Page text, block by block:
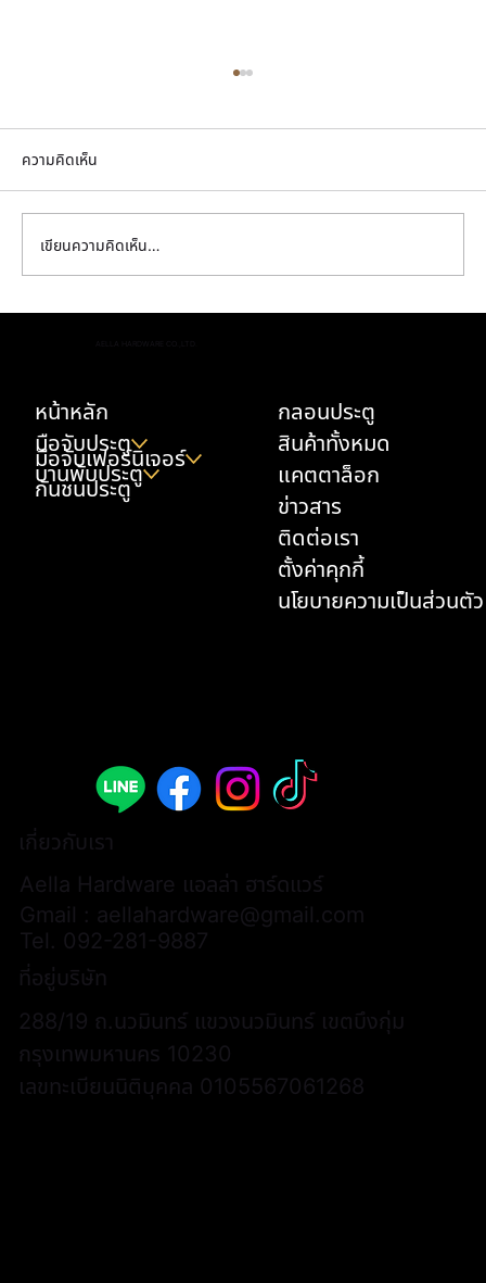
ความคิดเห็น
เขียนความคิดเห็น…
หน้าหลัก
มือจับประตู
มือจับเฟอร์นิเจอร์
บานพับประตู
กันชนประตู
กลอนประตู
สินค้าทั้งหมด
แคตตาล็อก
ข่าวสาร
ติดต่อเรา
ตั้งค่าคุกกี้
นโยบายความเป็นส่วนตัว
เกี่ยวกับเรา
Aella Hardware แอลล่า ฮาร์ดแวร์
Gmail : aellahardware@gmail.com
Tel. 092-281-9887
ที่อยู่บริษัท
288/19 ถ.นวมินทร์ แขวงนวมินทร์ เขตบึงกุ่ม
กรุงเทพมหานคร 10230
เลขทะเบียนนิติบุคคล 0105567061268